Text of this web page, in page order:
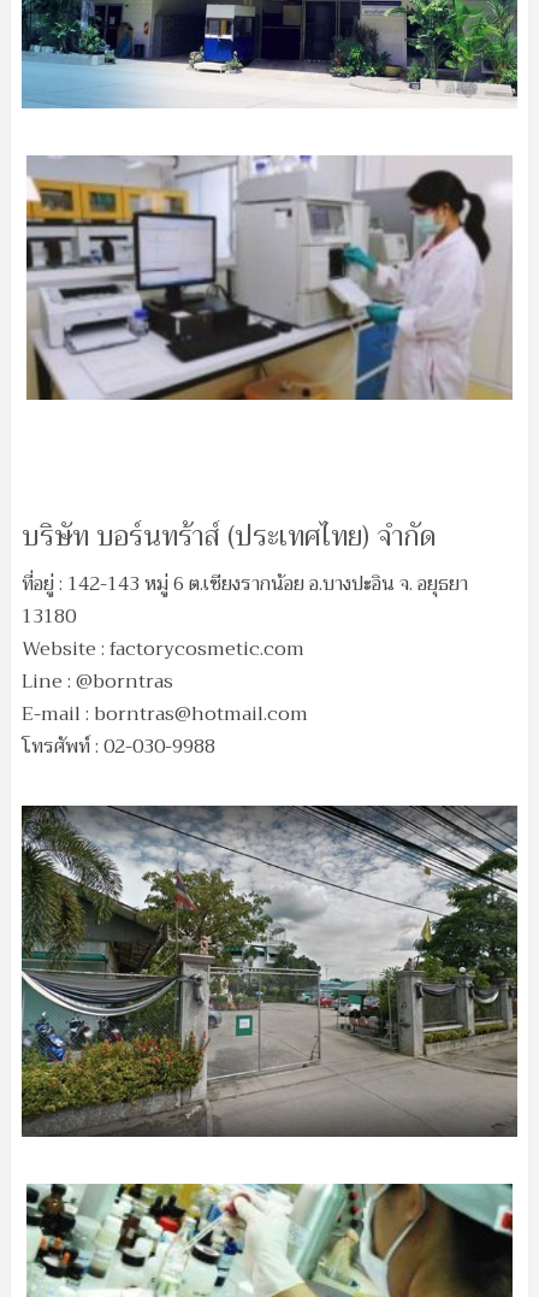
บริษัท บอร์นทร้าส์ (ประเทศไทย) จำกัด
ที่อยู่ : 142-143 หมู่ 6 ต.เชียงรากน้อย อ.บางปะอิน จ. อยุธยา
13180
Website : factorycosmetic.com
Line : @borntras
E-mail : borntras@hotmail.com
โทรศัพท์ : 02-030-9988